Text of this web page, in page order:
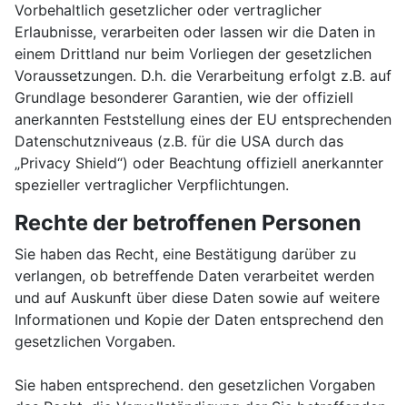
Vorbehaltlich gesetzlicher oder vertraglicher
Erlaubnisse, verarbeiten oder lassen wir die Daten in
einem Drittland nur beim Vorliegen der gesetzlichen
Voraussetzungen. D.h. die Verarbeitung erfolgt z.B. auf
Grundlage besonderer Garantien, wie der offiziell
anerkannten Feststellung eines der EU entsprechenden
Datenschutzniveaus (z.B. für die USA durch das
„Privacy Shield“) oder Beachtung offiziell anerkannter
spezieller vertraglicher Verpflichtungen.
Rechte der betroffenen Personen
Sie haben das Recht, eine Bestätigung darüber zu
verlangen, ob betreffende Daten verarbeitet werden
und auf Auskunft über diese Daten sowie auf weitere
Informationen und Kopie der Daten entsprechend den
gesetzlichen Vorgaben.
Sie haben entsprechend. den gesetzlichen Vorgaben